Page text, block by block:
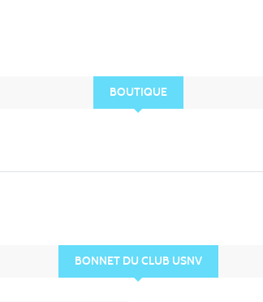
BOUTIQUE
BONNET DU CLUB USNV